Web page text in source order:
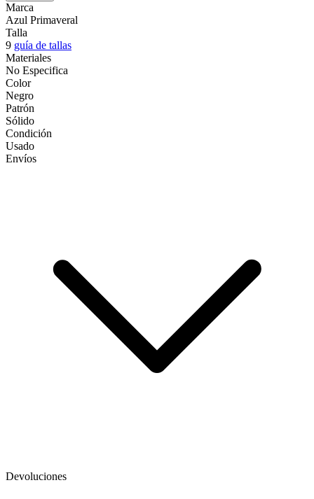
Marca
Azul Primaveral
Talla
9 guía de tallas
Materiales
No Especifica
Color
Negro
Patrón
Sólido
Condición
Usado
Envíos
Devoluciones